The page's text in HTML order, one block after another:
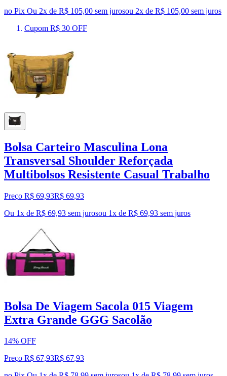
no Pix Ou 2x de R$ 105,00 sem jurosou 2x de R$ 105,00 sem juros
Cupom R$ 30 OFF
Bolsa Carteiro Masculina Lona
Transversal Shoulder Reforçada
Multibolsos Resistente Casual Trabalho
Preço R$ 69,93R$ 69,93
Ou 1x de R$ 69,93 sem jurosou 1x de R$ 69,93 sem juros
Bolsa De Viagem Sacola 015 Viagem
Extra Grande GGG Sacolão
14% OFF
Preço R$ 67,93R$ 67,93